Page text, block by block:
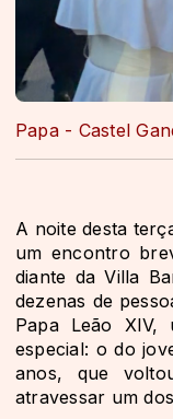
Papa - Castel
A noite desta
um encontro
diante da Villa
dezenas de
Papa Leão XIV,
especial: o do
anos, que
atravessar um